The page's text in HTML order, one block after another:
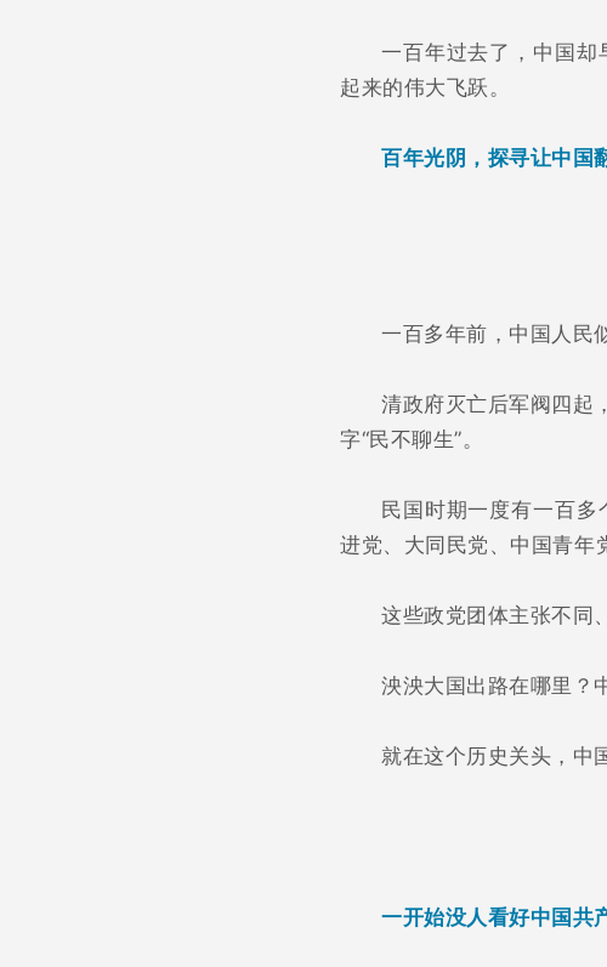
一百年过去了，中国却
起来的伟大飞跃。
百年光阴，探寻让中国
一百多年前，中国人民
清政府灭亡后军阀四起
字“民不聊生”。
民国时期一度有一百
进党、大同民党、中国青年
这些政党团体主张不同
泱泱大国出路在哪里？
就在这个历史关头，中
一开始没人看好中国共